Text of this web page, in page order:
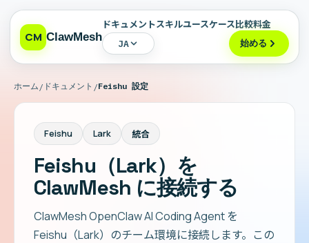
CM ClawMesh
ドキュメントスキルユースケース比較料金
JA 始める
ホーム / ドキュメント /Feishu 設定
Feishu Lark 統合
Feishu（Lark）を
ClawMesh に接続する
ClawMesh OpenClaw AI Coding Agent を
Feishu（Lark）のチーム環境に接続します。この